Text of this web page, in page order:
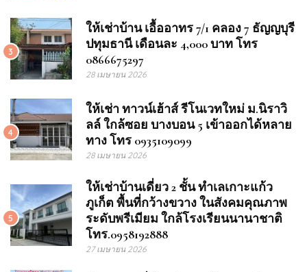
3
ให้เช่าบ้าน เอื้ออาทร 7/1 คลอง 7 ธัญญบุรี
ปทุมธานี เดือนละ 4,000 บาท โทร
0866675297
28 เมษายน 2026
4
ให้เช่า ทาวน์เฮ้าส์ รีโนเวทใหม่ ม.นิราวิ
ลล์ ใกล้ซอย บางบอน 5 เข้าออกได้หลาย
ทาง โทร 0935109099
28 เมษายน 2026
5
ให้เช่าบ้านเดี่ยว 2 ชั้น ทำเลเกาะแก้ว
ภูเก็ต พื้นที่กว้างขวาง ในสังคมคุณภาพ
ระดับพรีเมียม ใกล้โรงเรียนนานาชาติ
โทร.0958192888
27 เมษายน 2026